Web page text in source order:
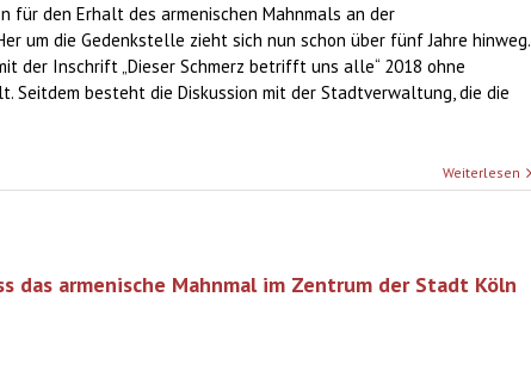
für den Erhalt des armenischen Mahnmals an der
um die Gedenkstelle zieht sich nun schon über fünf Jahre hinweg.
der Inschrift „Dieser Schmerz betrifft uns alle“ 2018 ohne
Seitdem besteht die Diskussion mit der Stadtverwaltung, die die
Weiterlesen
das armenische Mahnmal im Zentrum der Stadt Köln